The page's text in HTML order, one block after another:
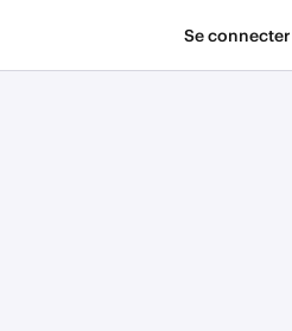
Se connecter